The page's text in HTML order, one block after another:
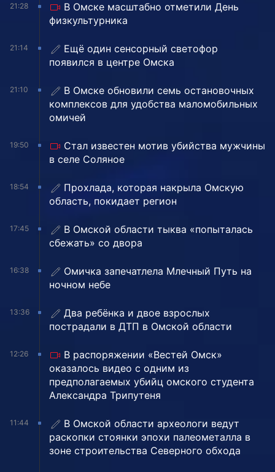
21:28
В Омске масштабно отметили День
физкультурника
21:14
Ещё один сенсорный светофор
появился в центре Омска
21:10
В Омске обновили семь остановочных
комплексов для удобства маломобильных
омичей
19:50
Стал известен мотив убийства мужчины
в селе Соляное
18:54
Прохлада, которая накрыла Омскую
область, покидает регион
17:45
В Омской области тыква «попыталась
сбежать» со двора
16:38
Омичка запечатлела Млечный Путь на
ночном небе
13:36
Два ребёнка и двое взрослых
пострадали в ДТП в Омской области
12:26
В распоряжении «Вестей Омск»
оказалось видео с одним из
предполагаемых убийц омского студента
Александра Трипутеня
11:44
В Омской области археологи ведут
раскопки стоянки эпохи палеометалла в
зоне строительства Северного обхода